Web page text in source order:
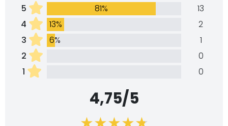
5 81%
13
4
13%
2
3
6%
1
2
0
1
0
4,75/5